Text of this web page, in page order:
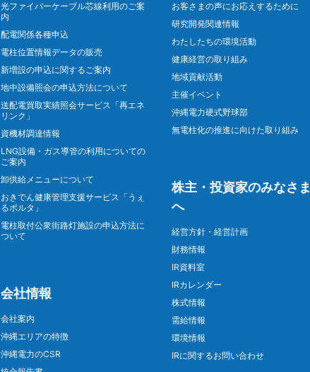
光ファイバーケーブル芯線利用のご案
内
配電関係各種申込
電柱位置情報データの販売
新増設の申込に関するご案内
地中設備照会の申込方法について
送配電買取実績照会サービス「再エネ
リンク」
資機材調達情報
LNG設備・ガス導管の利用についての
ご案内
卸供給メニューについて
おきでん健康管理支援サービス「うぇ
るポルタ」
電柱取付公衆街路灯施設の申込方法に
ついて
会社情報
会社案内
沖縄エリアの特徴
沖縄電力のCSR
お客さまの声にお応えするために
研究開発関連情報
わたしたちの環境活動
健康経営の取り組み
地域貢献活動
主催イベント
沖縄電力硬式野球部
無電柱化の推進に向けた取り組み
株主・投資家のみなさま
へ
経営方針・経営計画
財務情報
IR資料室
IRカレンダー
株式情報
需給情報
環境情報
IRに関するお問い合わせ